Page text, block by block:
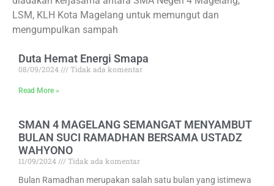
LSM, KLH Kota Magelang untuk memungut dan
mengumpulkan sampah
Duta Hemat Energi Smapa
08/09/2024 Tidak ada komentar
Read More »
SMAN 4 MAGELANG SEMANGAT MENYAMBUT
BULAN SUCI RAMADHAN BERSAMA USTADZ
WAHYONO
11/09/2024
Tidak ada komentar
Bulan Ramadhan merupakan salah satu bulan yang istimewa